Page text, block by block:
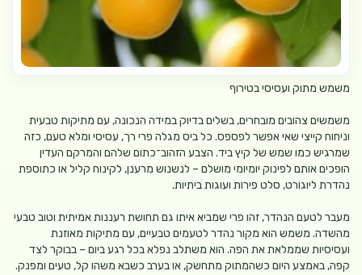
משמש מתוק ועסיסי בטירוף
משמשים צהובים מובחרים, בשלים בדיוק במידה הנכונה, עם מתיקות טבעית
וניחוח קייצי שאי אפשר לפספס. כל ביס מגלה פרי רך, עסיסי ומלא טעם, כזה
שמרגיש כמו שמש של קיץ ביד. הצבע הזהוב־כתום שלהם והמרקם העדין
הופכים אותם לפינוק יומיומי מושלם – לנשנוש מרענן, לקינוח קליל או כתוספת
נהדרת ליוגורט, סלט פירות ועוגות ביתיות.
מעבר לטעם הנהדר, זהו פרי שמביא איתו גם תחושת רעננות אמיתית וטוב טבעי
מהשדה. משמש הוא מקור נהדר לטעמים טבעיים, עם מתיקות מאוזנת
ועסיסיות שממלאת את הפה. הוא משתלב נפלא בכל רגע ביום – בבוקר לצד
קפה, באמצע היום כשהמתוק מתחשק, או בערב כשבא משהו קל, טעים ומפנק.